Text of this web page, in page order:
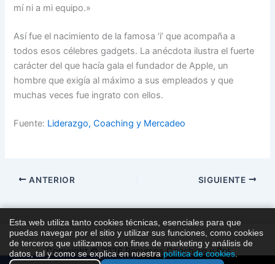
mí ni a mi equipo.»
Así fue el nacimiento de la famosa ‘i’ que acompaña a
todos esos célebres gadgets. La anécdota ilustra el fuerte
carácter del que hacía gala el fundador de Apple, un
hombre que exigía al máximo a sus empleados y que
muchas veces fue ingrato con ellos.
Fuente: Liderazgo, Coaching y Mercadeo
ANTERIOR SIGUIENTE
Copyright © 2026 Recursos Coaching y Pnl
Esta web utiliza tanto cookies técnicas, esenciales para que
puedas navegar por el sitio y utilizar sus funciones, como cookies
de terceros que utilizamos con fines de marketing y análisis de
datos, tal y como se explica en nuestrapolítica de cookies.